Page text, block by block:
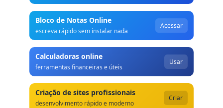
Bloco de Notas Online
escreva rápido sem instalar nada
Acessar
Calculadoras online
ferramentas financeiras e úteis
Usar
Criação de sites profissionais
desenvolvimento rápido e moderno
Criar